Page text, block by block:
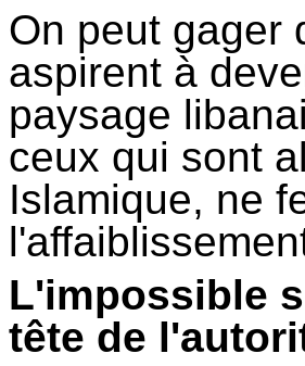
On peut gager
aspirent à
paysage
ceux qui sont
Islamique, ne
L'impossible
tête de